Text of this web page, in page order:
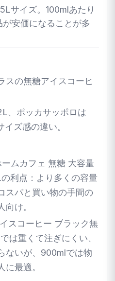
サイズ。100mlあたり
安価になることが多
スの無糖アイスコーヒ
、ポッカサッポロは
ズ感の違い。
ムカフェ 無糖 大容量
利点：より多くの容量
スパと買い物の手間の
け。
スコーヒー ブラック無
は重くて注ぎにくい、
ないが、900mlでは物
に最適。